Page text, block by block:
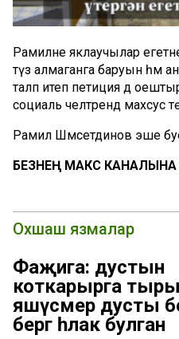
Рамилне яклаучылар
түзә алмаганга баруын һәм
таләп итеп петиция дә
социаль челтәрендә махсус
Рамил Шәмсетдинов эше
БЕЗНЕҢ МАКС КАНАЛЫНА
Охшаш язмалар
Фаҗига: дустын
коткарырга
яшүсмер дусты
бергә һәлак булган